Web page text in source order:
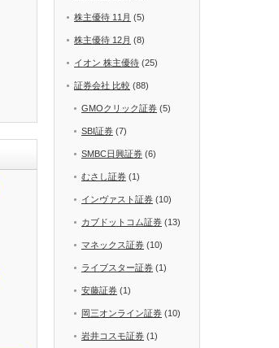
株主優待 11月 (5)
株主優待 12月 (8)
イオン 株主優待 (25)
証券会社 比較 (88)
GMOクリック証券 (5)
SBI証券 (7)
SMBC日興証券 (6)
むさし証券 (1)
インヴァスト証券 (10)
カブドットコム証券 (13)
マネックス証券 (10)
ライブスター証券 (1)
安藤証券 (1)
岡三オンライン証券 (10)
岩井コスモ証券 (1)